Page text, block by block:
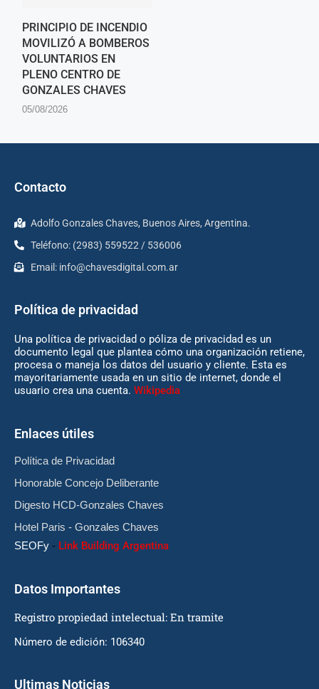
PRINCIPIO DE INCENDIO
MOVILIZÓ A BOMBEROS
VOLUNTARIOS EN
PLENO CENTRO DE
GONZALES CHAVES
05/08/2026
Contacto
Adolfo Gonzales Chaves, Buenos Aires, Argentina.
Teléfono: (2983) 559522 / 536006
Email: info@chavesdigital.com.ar
Política de privacidad
Una política de privacidad o póliza de privacidad es un
documento legal que plantea cómo una organización retiene,
procesa o maneja los datos del usuario y cliente. Esta es
mayoritariamente usada en un sitio de internet, donde el
usuario crea una cuenta. Wikipedia
Enlaces útiles
Política de Privacidad
Honorable Concejo Deliberante
Digesto HCD-Gonzales Chaves
Hotel Paris - Gonzales Chaves
SEOFy - Link Building Argentina
Datos Importantes
Registro propiedad intelectual: En tramite
Número de edición: 106340
Ultimas Noticias